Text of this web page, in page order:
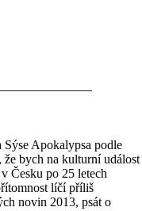
Apokalypsa podle
že bych na kulturní událost
Česku po 25 letech
líčí příliš
novin 2013, psát o